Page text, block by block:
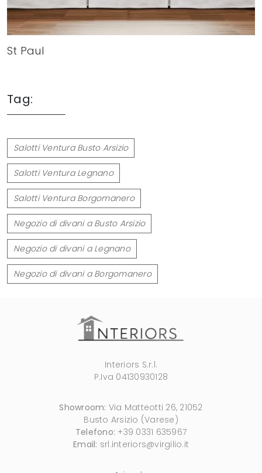
St Paul
Tag:
Salotti Ventura Busto Arsizio
Salotti Ventura Legnano
Salotti Ventura Borgomanero
Negozio di divani a Busto Arsizio
Negozio di divani a Legnano
Negozio di divani a Borgomanero
Interiors S.r.l.
P.Iva 04130930128
Showroom: Via Matteotti 26, 21052
Busto Arsizio (Varese)
Telefono: +39 0331 635967
Email: srl.interiors@virgilio.it